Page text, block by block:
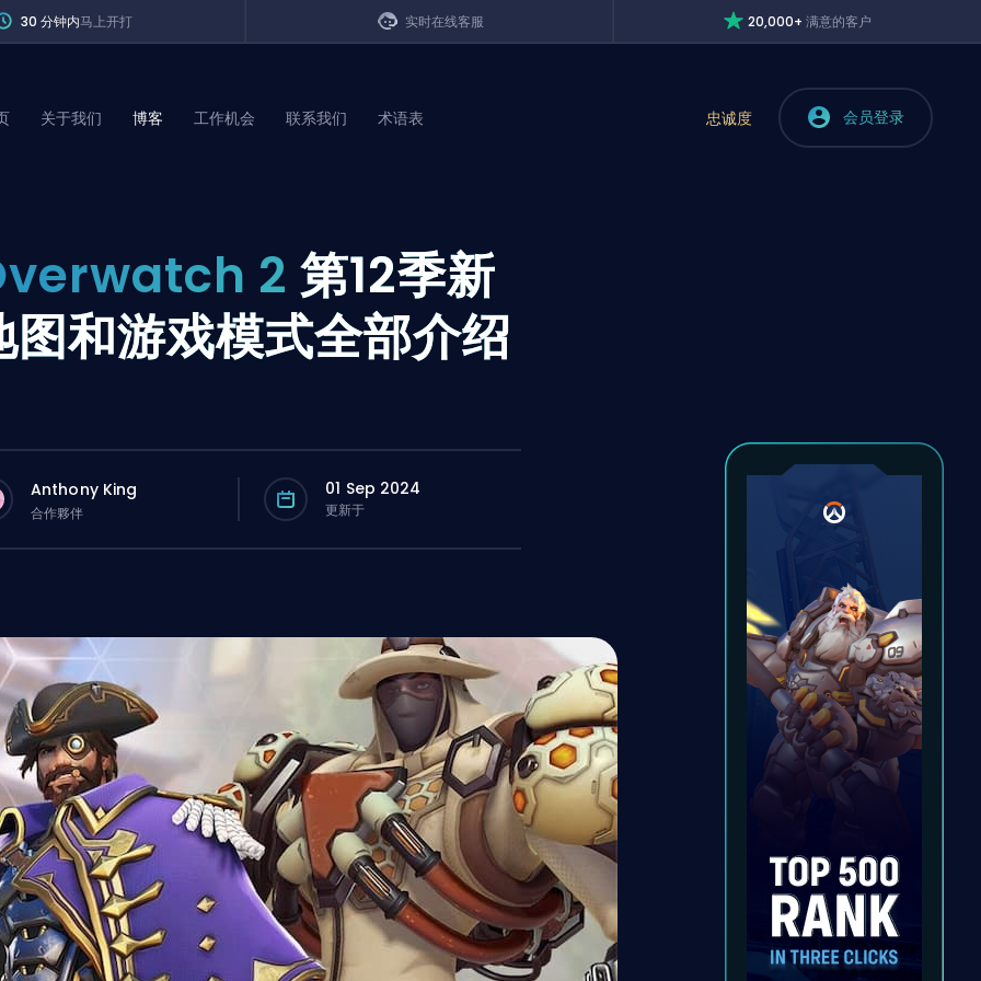
30 分钟内马上开打 实时在线客服 20,000+满意的客户
关于我们 博客 工作机会 联系我们 术语表 忠诚度 会员登录
2 第12季新
图和游戏模式全部介绍
Anthony King
合作夥伴
01 Sep 2024
更新于